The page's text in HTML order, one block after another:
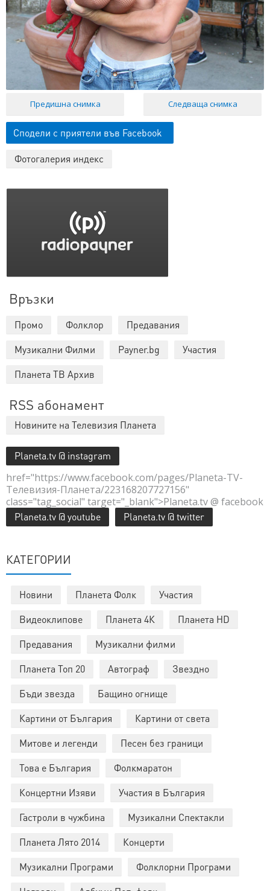
Предишна снимка Следваща снимка
Сподели с приятели във Facebook
Фотогалерия индекс
Връзки
Промо Фолклор
Предавания
Музикални Филми
Payner.bg
Участия
Планета ТВ Архив
RSS абонамент
Новините на Телевизия Планета
Planeta.tv @ instagram
href="https://www.facebook.com/pages/Planeta-TV-
Телевизия-Планета/223168207727156"
class="tag_social" target="_blank">Planeta.tv @ facebook
Planeta.tv @ youtube Planeta.tv @ twitter
КАТЕГОРИИ
Новини Планета Фолк
Участия
Видеоклипове
Планета 4К
Планета HD
Предавания
Музикални филми
Планета Топ 20
Автограф
Звездно
Бъди звезда
Бащино огнище
Картини от България
Картини от света
Митове и легенди
Песен без граници
Това е България
Фолкмаратон
Концертни Изяви
Участия в България
Гастроли в чужбина
Музикални Спектакли
Планета Лято 2014
Концерти
Музикални Програми
Фолклорни Програми